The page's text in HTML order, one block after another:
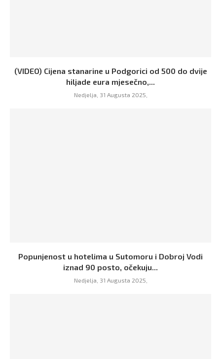
(VIDEO) Cijena stanarine u Podgorici od 500 do dvije
hiljade eura mjesečno,...
Nedjelja, 31 Augusta 2025,
Popunjenost u hotelima u Sutomoru i Dobroj Vodi
iznad 90 posto, očekuju...
Nedjelja, 31 Augusta 2025,